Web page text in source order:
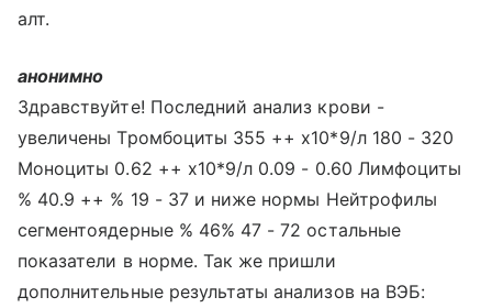
алт.
анонимно
Здравствуйте! Последний анализ крови -
увеличены Тромбоциты 355 ++ x10*9/л 180 - 320
Моноциты 0.62 ++ x10*9/л 0.09 - 0.60 Лимфоциты
% 40.9 ++ % 19 - 37 и ниже нормы Нейтрофилы
сегментоядерные % 46% 47 - 72 остальные
показатели в норме. Так же пришли
дополнительные результаты анализов на ВЭБ: